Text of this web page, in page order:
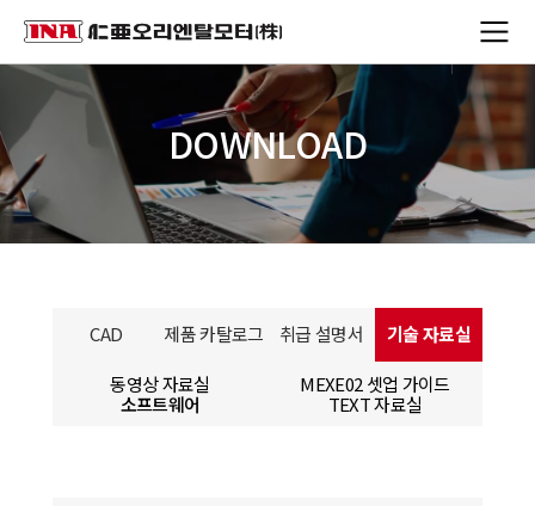
DOWNLOAD
CAD 제품 카탈로그 취급 설명서
기술 자료실
동영상 자료실
MEXE02 셋업 가이드
소프트웨어
TEXT 자료실